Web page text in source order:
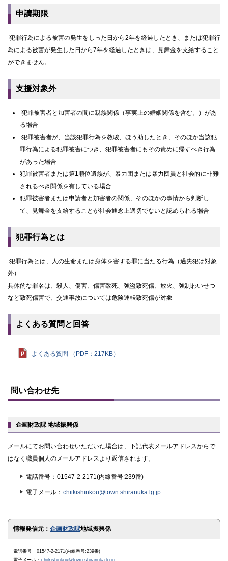
申請期限
犯罪行為による被害の発生をしった日から2年を経過したとき、または犯罪行
為による被害が発生した日から7年を経過したときは、見舞金を支給すること
ができません。
支援対象外
犯罪被害者と加害者の間に親族関係（事実上の婚姻関係を含む。）があ
る場合
犯罪被害者が、当該犯罪行為を教唆、ほう助したとき、そのほか当該犯
罪行為による犯罪被害につき、犯罪被害者にもその責めに帰すべき行為
があった場合
犯罪被害者または第1順位遺族が、暴力団または暴力団員と社会的に非難
されるべき関係を有している場合
犯罪被害者または申請者と加害者の関係、そのほかの事情から判断し
て、見舞金を支給することが社会通念上適切でないと認められる場合
犯罪行為とは
犯罪行為とは、人の生命または身体を害する罪に当たる行為（過失犯は対象
外）
具体的な罪名は、殺人、傷害、傷害致死、強盗致死傷、放火、強制わいせつ
など致死傷害で、交通事故については危険運転致死傷が対象
よくある質問と回答
よくある質問 （PDF：217KB）
ッ問い合わせ先
企画財政課 地域振興係
メールにてお問い合わせいただいた場合は、下記代表メールアドレスからで
はなく職員個人のメールアドレスより返信されます。
電話番号 01547-2-2171(内線番号:239番)
電子メール chiikishinkou@town.shiranuka.lg.jp
ト
情報発信元： 企画財政課地域振興係
電話番号
01547-2-2171(内線番号:239番)